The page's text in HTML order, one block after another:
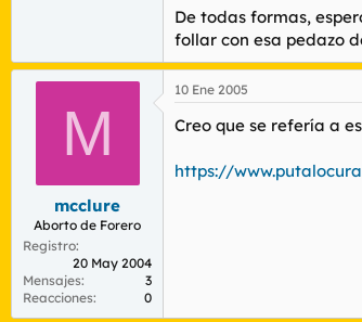
De todas formas,
follar con esa pedazo
M
mcclure
Aborto de Forero
Registro
20 May 2004
Mensajes
3
Reacciones
0
10 Ene 2005
Creo que se refería a
https://